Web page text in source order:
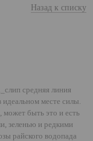
Назад к списку
средняя линия
месте силы.
может быть это и есть
зеленью и редкими
райского водопада